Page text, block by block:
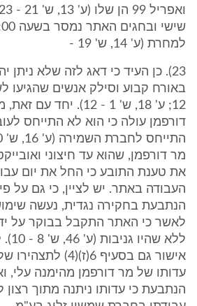
למחרת (ע' 14, ש' 19 -
23). כן העיד כי דאג לזה שלא ניתן
12; ע' 18, ש' 1 - 12). יחד
דורפמן עולה כי הוא לא התייחס
מר דורפמן, שהוא עד חיצוני
את טענת התובע כי החל את יום
העבודה באתר. יש לציין, כי גם על
הנתבעת בחקירה נגדית, נעשה
לאשר כי האתר התקבל בבוקר על
ללא
אישור גם בסעיף
עדותו של מר דורפמן מהימנה עלי,
הנתבעת כי עדותו ניתנה מתוך